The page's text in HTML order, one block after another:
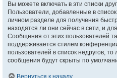
Вы можете включать в эти списки
Пользователи, добавленные в
личном разделе для получения
находятся ли они сейчас в сети, и
Сообщения от этих пользователей
поддерживается стилем
пользователей в список недругов,
сообщения будут скрыты по
Вернуться к началу